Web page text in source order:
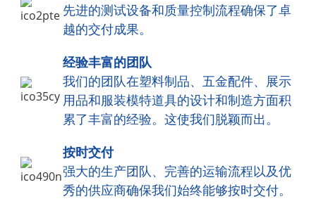
先进的测试设备和质量控制流程确保了卓
越的交付成果。
经验丰富的团队
我们的团队在塑料制品、五金配件、展示
用品和服装模特道具的设计和制造方面积
累了丰富的经验。这使我们脱颖而出。
按时交付
强大的生产团队、完善的运输流程以及优
秀的供应商确保我们始终能够按时交付。